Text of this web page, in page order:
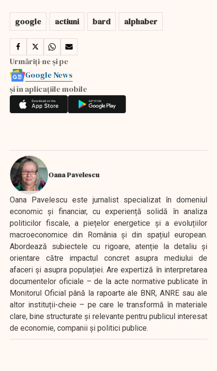
google actiuni bard alphaber
Urmăriți-ne și pe
Google News
și în aplicațiile mobile
Oana Pavelescu
Oana Pavelescu este jurnalist specializat în domeniul
economic și financiar, cu experiență solidă în analiza
politicilor fiscale, a piețelor energetice și a evoluțiilor
macroeconomice din România și din spațiul european.
Abordează subiectele cu rigoare, atenție la detaliu și
orientare către impactul concret asupra mediului de
afaceri și asupra populației. Are expertiză în interpretarea
documentelor oficiale – de la acte normative publicate în
Monitorul Oficial până la rapoarte ale BNR, ANRE sau ale
altor instituții-cheie – pe care le transformă în materiale
clare, bine structurate și relevante pentru publicul interesat
de economie, companii și politici publice.